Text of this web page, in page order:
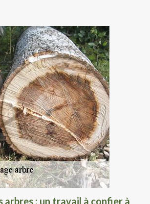
arbres : un travail à confier à